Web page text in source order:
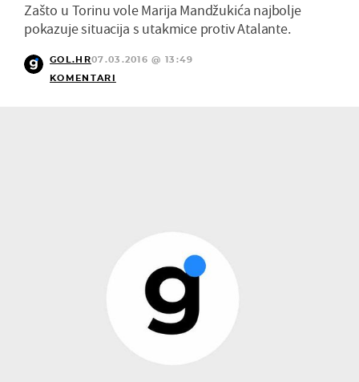
Zašto u Torinu vole Marija Mandžukića najbolje
pokazuje situacija s utakmice protiv Atalante.
GOL.HR07.03.2016 @ 13:49
KOMENTARI